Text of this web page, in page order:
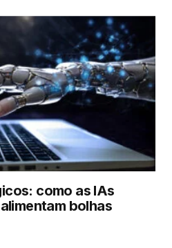
como as IAs
bolhas